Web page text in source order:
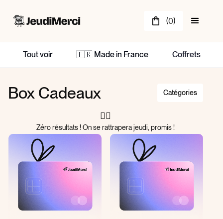
(0)
Tout voir 🇫🇷 Made in France Coffrets
Box Cadeaux Catégories
🤷‍♂️
Zéro résultats ! On se rattrapera jeudi, promis !